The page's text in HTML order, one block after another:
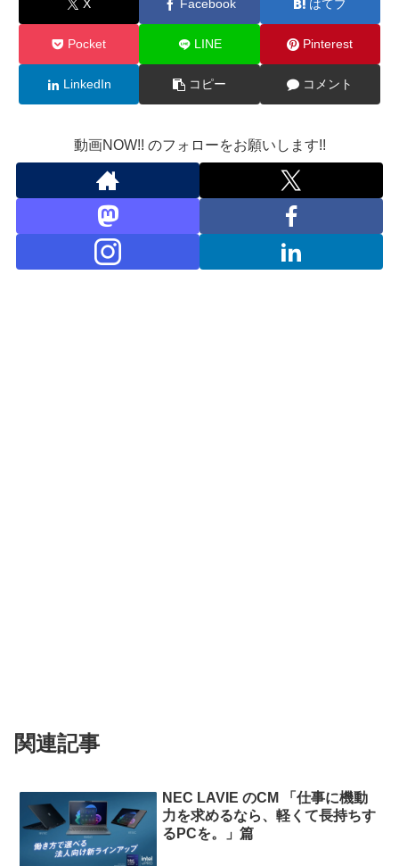
X Facebook はてブ
Pocket LINE Pinterest
LinkedIn コピー コメント
動画NOW!! のフォローをお願いします!!
関連記事
NEC LAVIE のCM 「仕事に機動
力を求めるなら、軽くて長持ちす
るPCを。」篇